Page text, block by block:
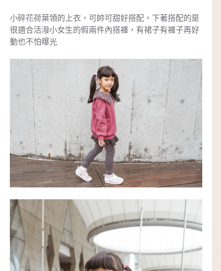
小碎花荷葉領的上衣，可帥可甜好搭配，下著搭配的是
很適合活潑小女生的假兩件內搭褲，有裙子有褲子再好
動也不怕曝光